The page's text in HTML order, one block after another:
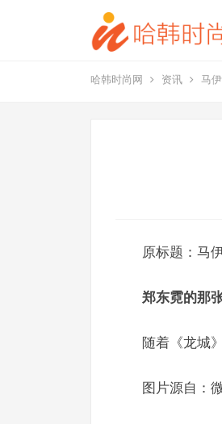
哈韩时尚网 资讯 马
原标题：马
郑东霓的那
随着《龙城
图片源自：